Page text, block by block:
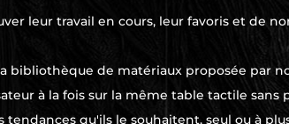
leur travail en cours, leur favoris et de
bibliothèque de matériaux proposée par
à la fois sur la même table tactile